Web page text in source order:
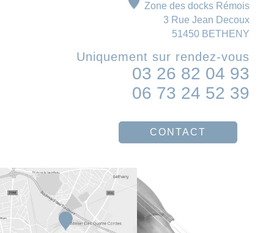
Zone des docks Rémois
3 Rue Jean Decoux
51450 BETHENY
Uniquement sur rendez-vous
03 26 82 04 93
06 73 24 52 39
CONTACT